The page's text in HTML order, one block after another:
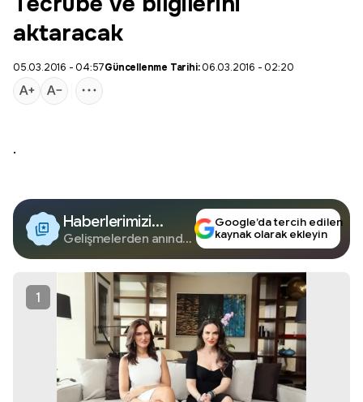
aktaracak
05.03.2016 - 04:57Güncellenme Tarihi:06.03.2016 - 02:20
.
Haberlerimizi
Google'da Takip
Edin
Gelişmelerden anında
Google’da tercih edilen
kaynak olarak ekleyin
1